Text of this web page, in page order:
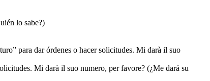
lo sabe?)
para dar órdenes o hacer solicitudes. Mi darà il suo
Mi darà il suo numero, per favore? (¿Me dará su